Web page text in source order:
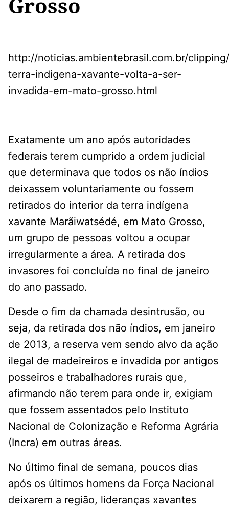
http://noticias.ambientebrasil.com.br/
terra-indigena-xavante-volta-a-ser-
invadida-em-mato-grosso.html
Exatamente um ano após autoridades
federais terem cumprido a ordem judicial
que determinava que todos os não índios
deixassem voluntariamente ou fossem
retirados do interior da terra indígena
xavante Marãiwatsédé, em Mato Grosso,
um grupo de pessoas voltou a ocupar
irregularmente a área. A retirada dos
invasores foi concluída no final de janeiro
do ano passado.
Desde o fim da chamada desintrusão, ou
seja, da retirada dos não índios, em janeiro
de 2013, a reserva vem sendo alvo da ação
ilegal de madeireiros e invadida por antigos
posseiros e trabalhadores rurais que,
afirmando não terem para onde ir, exigiam
que fossem assentados pelo Instituto
Nacional de Colonização e Reforma Agrária
(Incra) em outras áreas.
No último final de semana, poucos dias
após os últimos homens da Força Nacional
deixarem a região, lideranças xavantes